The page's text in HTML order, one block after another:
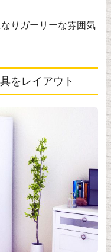
りガーリーな雰囲気
をレイアウト